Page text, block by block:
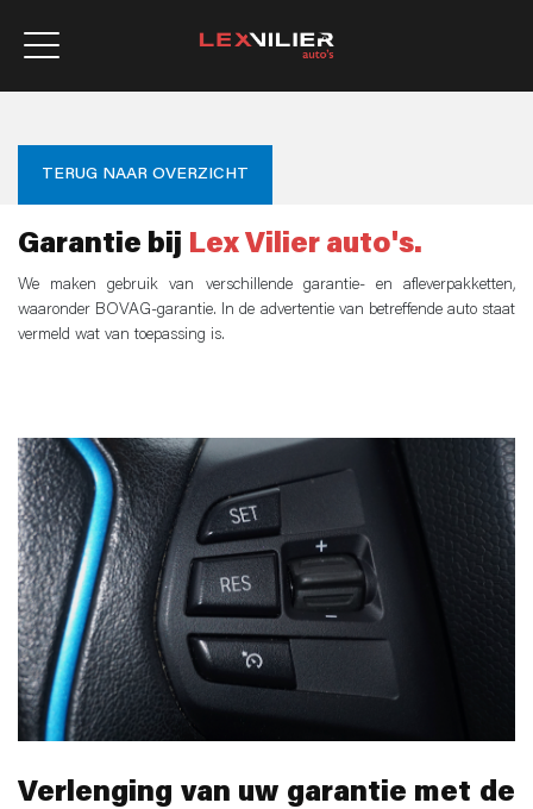
TERUG NAAR OVERZICHT
Garantie bij Lex Vilier auto's.
We maken gebruik van verschillende garantie- en afleverpakketten,
waaronder BOVAG-garantie. In de advertentie van betreffende auto staat
vermeld wat van toepassing is.
Verlenging van uw garantie met de